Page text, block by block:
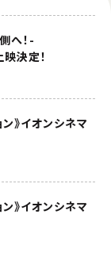
へ！-
決定！
》イオンシネマ
》イオンシネマ